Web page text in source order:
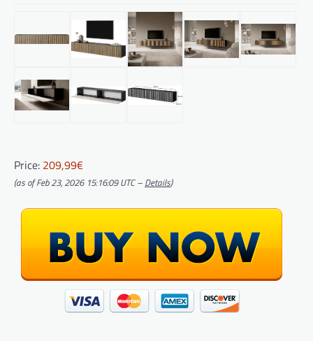
Price: 209,99€
(as of Feb 23, 2026 15:16:09 UTC – Details)